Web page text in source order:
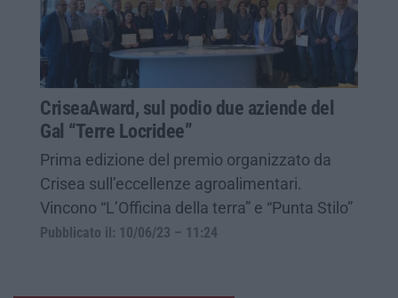
CriseaAward, sul podio due aziende del
Gal “Terre Locridee”
Prima edizione del premio organizzato da
Crisea sull’eccellenze agroalimentari.
Vincono “L’Officina della terra” e “Punta Stilo”
Pubblicato il: 10/06/23 – 11:24